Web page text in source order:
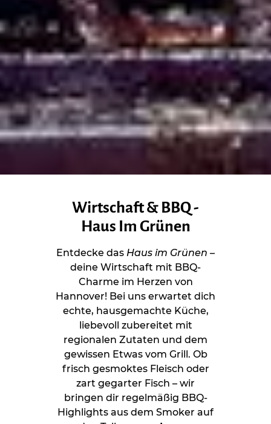
Wirtschaft & BBQ -
Haus Im Grünen
Entdecke das Haus im Grünen –
deine Wirtschaft mit BBQ-
Charme im Herzen von
Hannover! Bei uns erwartet dich
echte, hausgemachte Küche,
liebevoll zubereitet mit
regionalen Zutaten und dem
gewissen Etwas vom Grill. Ob
frisch gesmoktes Fleisch oder
zart gegarter Fisch – wir
bringen dir regelmäßig BBQ-
Highlights aus dem Smoker auf